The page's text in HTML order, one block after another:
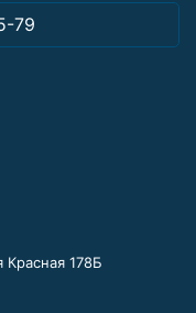
79
Красная 178Б